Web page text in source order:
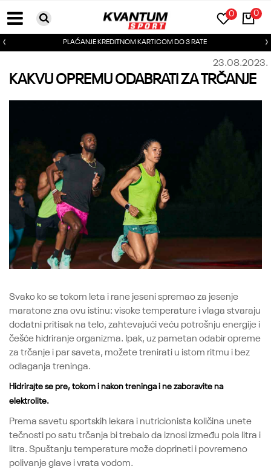
0
0
PLAĆANJE KREDITNOM KARTICOM DO 3 RATE
23.08.2023.
KAKVU OPREMU ODABRATI ZA TRČANJE
Svako ko se tokom leta i rane jeseni spremao za jesenje
maratone zna ovu istinu: visoke temperature i vlaga stvaraju
dodatni pritisak na telo, zahtevajući veću potrošnju energije i
češće hidriranje organizma. Ipak, uz pametan odabir opreme
za trčanje i par saveta, možete trenirati u istom ritmu i bez
odlaganja treninga.
Hidrirajte se pre, tokom i nakon treninga i ne zaboravite na
elektrolite.
Prema savetu sportskih lekara i nutricionista količina unete
tečnosti po satu trčanja bi trebalo da iznosi između pola litra i
litra. Spuštanju temperature može doprineti i povremeno
polivanje glave i vrata vodom.